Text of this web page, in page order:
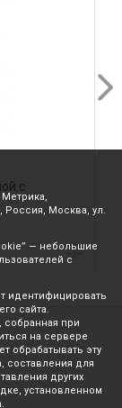
с
Метрика,
Россия, Москва, ул.
— небольшие
с
идентифицировать
сайта.
собранная при
на сервере
обрабатывать эту
составления для
других
установленном